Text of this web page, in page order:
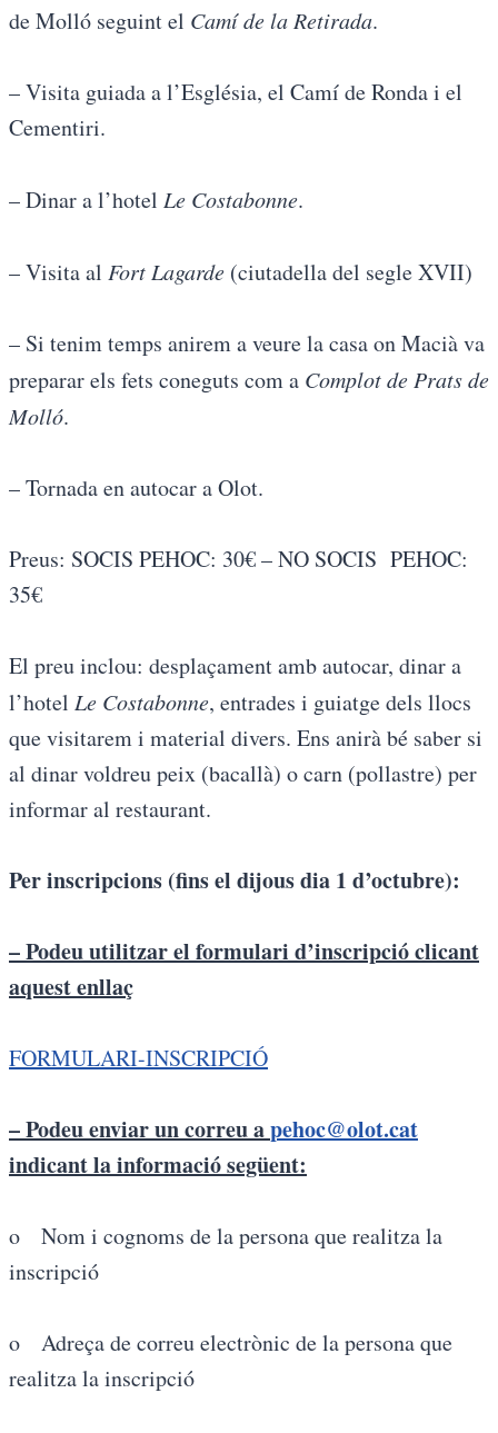
de Molló seguint el Camí de la Retirada.
– Visita guiada a l’Església, el Camí de Ronda i el
Cementiri.
– Dinar a l’hotel Le Costabonne.
– Visita al Fort Lagarde (ciutadella del segle XVII)
– Si tenim temps anirem a veure la casa on Macià va
preparar els fets coneguts com a Complot de Prats de
Molló.
– Tornada en autocar a Olot.
Preus: SOCIS PEHOC: 30€ – NO SOCIS PEHOC:
35€
El preu inclou: desplaçament amb autocar, dinar a
l’hotel Le Costabonne, entrades i guiatge dels llocs
que visitarem i material divers. Ens anirà bé saber si
al dinar voldreu peix (bacallà) o carn (pollastre) per
informar al restaurant.
Per inscripcions (fins el dijous dia 1 d’octubre):
– Podeu utilitzar el formulari d’inscripció clicant
aquest enllaç
FORMULARI-INSCRIPCIÓ
– Podeu enviar un correu apehoc@olot.cat
indicant la informació següent:
o Nom i cognoms de la persona que realitza la
inscripció
o Adreça de correu electrònic de la persona que
realitza la inscripció